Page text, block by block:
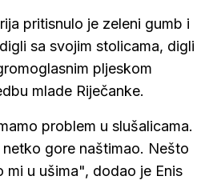
pritisnulo je zeleni gumb i
sa svojim stolicama, digli
pljeskom
mlade Riječanke.
problem u slušalicama.
gore naštimao. Nešto
mi u ušima", dodao je Enis